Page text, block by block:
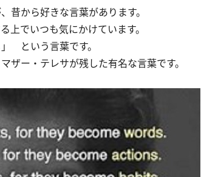
昔から好きな言葉があります。
上でいつも気にかけています。
という言葉です。
ザー・テレサが残した有名な言葉です。